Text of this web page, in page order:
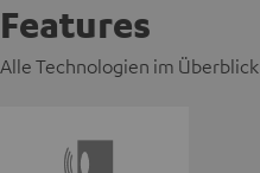
Features
Alle Technologien im Überblick